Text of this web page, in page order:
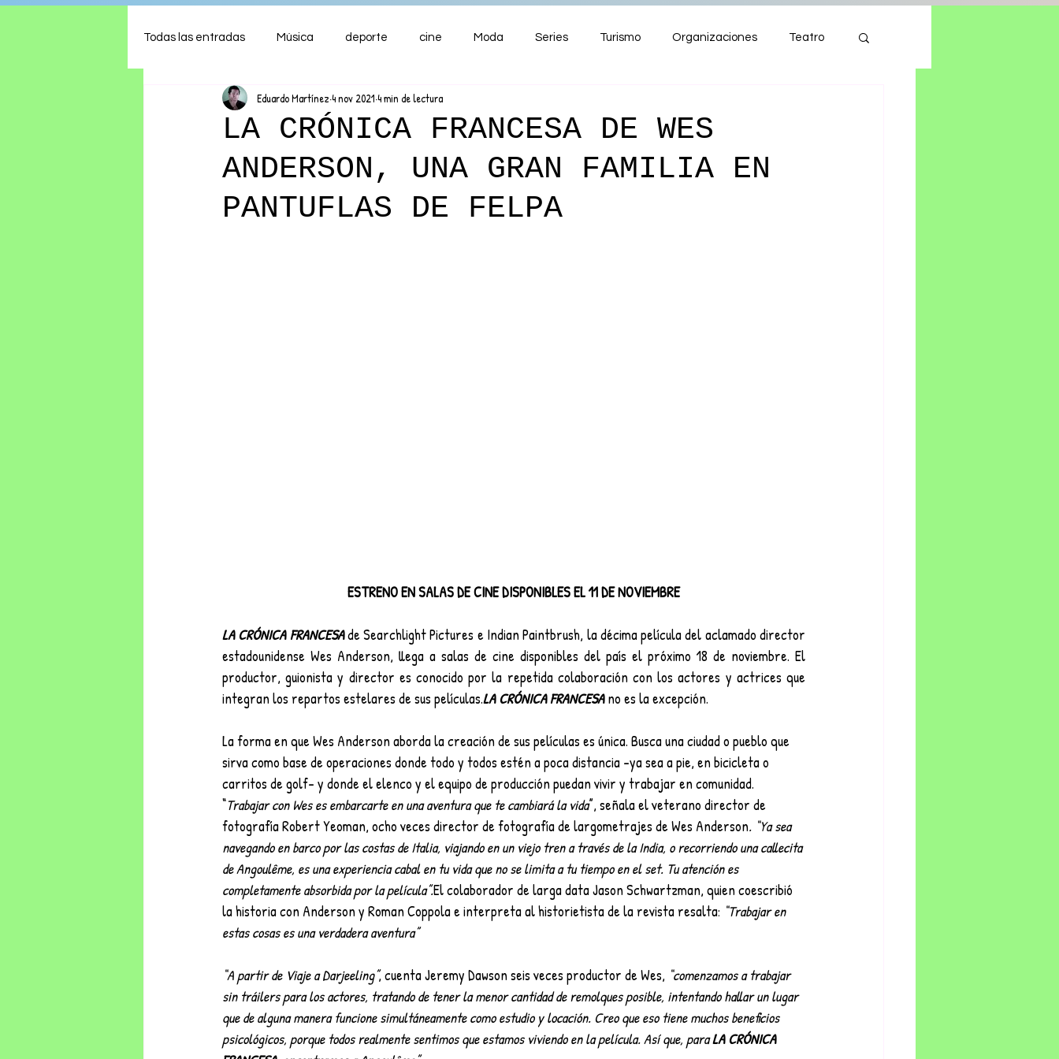
Todas las entradas Música deporte cine Moda Series Turismo Organizaciones Teatro
Shows Comida ENTRETENIMIENTO
Ambiente Hogar Finanzas
LA CRÓNICA FRANCESA DE WES
ANDERSON, UNA GRAN FAMILIA EN
PANTUFLAS DE FELPA
Eduardo Martínez 4 nov 2021 4 min de lectura
ESTRENO EN SALAS DE CINE DISPONIBLES EL 11 DE NOVIEMBRE
LA CRÓNICA FRANCESA deSearchlight Pictures e Indian Paintbrush, la décima película del aclamado director
estadounidense Wes Anderson, llega a salas de cine disponibles del país el próximo 18 de noviembre. El
productor, guionista y director es conocido por la repetida colaboración con los actores y actrices que
integran los repartos estelares de sus películas.LA CRÓNICA FRANCESA no es la excepción.
La forma en que Wes Anderson aborda la creación de sus películas es única. Busca una ciudad o pueblo que
sirva como base de operaciones donde todo y todos estén a poca distancia –ya sea a pie, en bicicleta o
carritos de golf– y donde el elenco y el equipo de producción puedan vivir y trabajar en comunidad.
“Trabajar con Wes es embarcarte en una aventura que te cambiará la vida”, señala el veterano director de
fotografía Robert Yeoman, ocho veces director de fotografía de largometrajes de Wes Anderson. “Ya sea
navegando en barco por las costas de Italia, viajando en un viejo tren a través de la India, o recorriendo una callecita
de Angoulême, es una experiencia cabal en tu vida que no se limita a tu tiempo en el set. Tu atención es
completamente absorbida por la película”.El colaborador de larga data Jason Schwartzman, quien coescribió
la historia con Anderson y Roman Coppola e interpreta al historietista de la revista resalta: “Trabajar en
estas cosas es una verdadera aventura”
“A partir de Viaje a Darjeeling”, cuenta Jeremy Dawson seis veces productor de Wes, “comenzamos a trabajar
sin tráilers para los actores, tratando de tener la menor cantidad de remolques posible, intentando hallar un lugar
que de alguna manera funcione simultáneamente como estudio y locación. Creo que eso tiene muchos beneficios
psicológicos, porque todos realmente sentimos que estamos viviendo en la película. Así que, para LA CRÓNICA